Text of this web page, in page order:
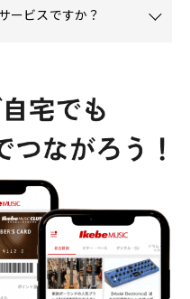
ービスですか？